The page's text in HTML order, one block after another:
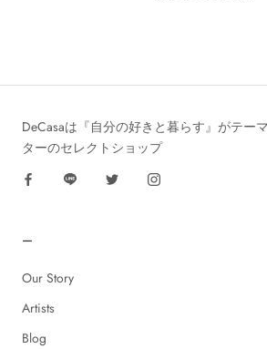
DeCasaは『自分の好きと暮らす』がテー
ターのセレクトショップ
ー
Our Story
Artists
Blog